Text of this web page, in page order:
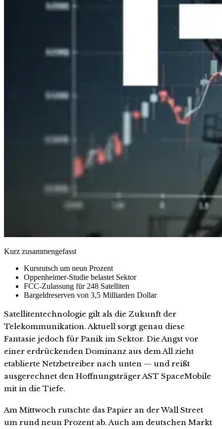
Kurz zusammengefasst
Kursrutsch um neun Prozent
Oppenheimer-Studie belastet Sektor
FCC-Zulassung für 248 Satelliten
Bargeldreserven von 3,5 Milliarden Dollar
Satellitentechnologie gilt als die Zukunft der
Telekommunikation. Aktuell sorgt genau diese
Fantasie jedoch für Panik im Sektor. Die Angst vor
einer erdrückenden Dominanz aus dem All zieht
etablierte Netzbetreiber nach unten — und reißt
ausgerechnet den Hoffnungsträger AST SpaceMobile
mit in die Tiefe.
Am Mittwoch rutschte das Papier an der Wall Street
um rund neun Prozent ab. Auch am deutschen Markt